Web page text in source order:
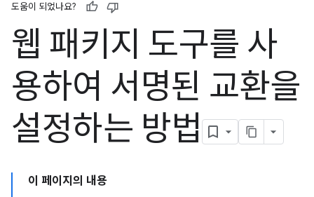
도움이 되었나요?
웹 패키지 도구를 사
용하여 서명된 교환을
설정하는 방법
이 페이지의 내용